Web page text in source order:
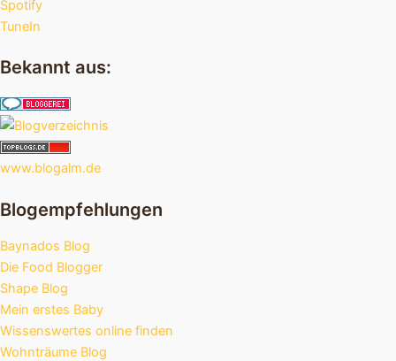
Spotify
TuneIn
Bekannt aus:
www.blogalm.de
Blogempfehlungen
Baynados Blog
Die Food Blogger
Shape Blog
Mein erstes Baby
Wissenswertes online finden
Wohnträume Blog